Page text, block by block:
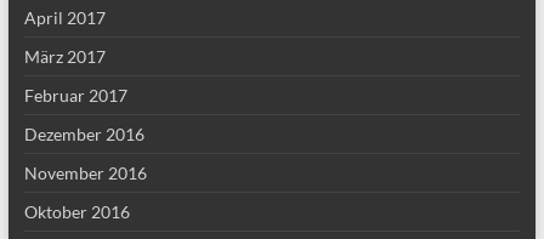
April 2017
März 2017
Februar 2017
Dezember 2016
November 2016
Oktober 2016